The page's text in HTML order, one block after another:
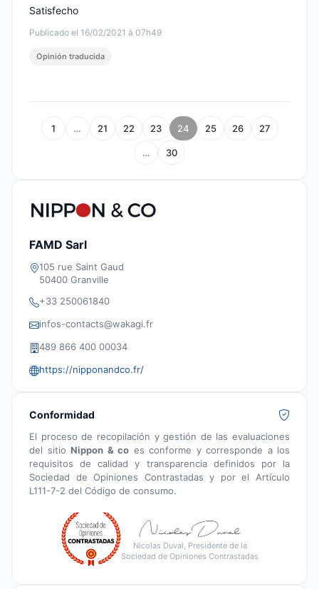
Publicado el 16/02/2021 à 07h49
Satisfecho
Opinión traducida
1 … 21 22 23 24 25 26 27
… 30
FAMD Sarl
105 rue Saint Gaud
50400 Granville
+33 250061840
infos-contacts@wakagi.fr
489 866 400 00034
https://nipponandco.fr/
Conformidad
El proceso de recopilación y gestión de las evaluaciones
del sitio Nippon & co es conforme y corresponde a los
requisitos de calidad y transparencia definidos por la
Sociedad de Opiniones Contrastadas y por el Artículo
L111-7-2 del Código de consumo.
Nicolas Duval, Presidente de la
Sociedad de Opiniones Contrastadas